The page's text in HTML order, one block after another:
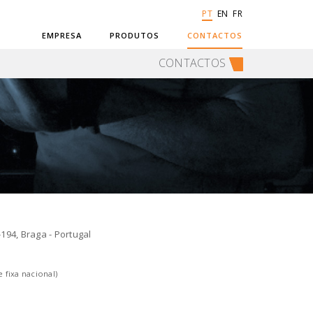
PT EN FR
EMPRESA PRODUTOS CONTACTOS
CONTACTOS
Braga - Portugal
fixa nacional)